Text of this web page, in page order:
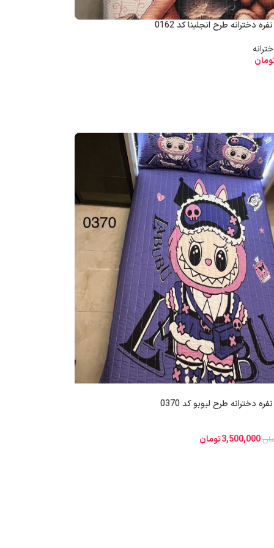
دخترانه طرح انجلینا کد 0162
دخترانه طرح لبوبو کد 0370
3,500,000تومان